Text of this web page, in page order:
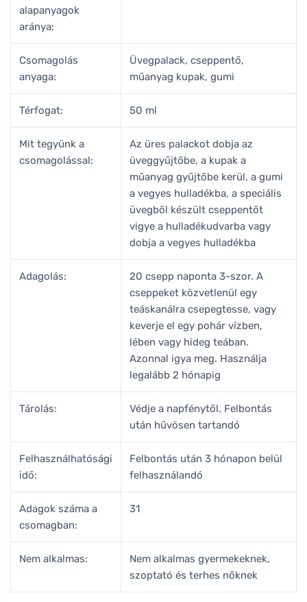
alapanyagok
aránya:
Csomagolás
anyaga:
Üvegpalack, cseppentő,
műanyag kupak, gumi
Térfogat: 50 ml
Mit tegyünk a
csomagolással:
Az üres palackot dobja az
üveggyűjtőbe, a kupak a
műanyag gyűjtőbe kerül, a gumi
a vegyes hulladékba, a speciális
üvegből készült cseppentőt
vigye a hulladékudvarba vagy
dobja a vegyes hulladékba
Adagolás:
20 csepp naponta 3-szor. A
cseppeket közvetlenül egy
teáskanálra csepegtesse, vagy
keverje el egy pohár vízben,
lében vagy hideg teában.
Azonnal igya meg. Használja
legalább 2 hónapig
Tárolás:
Védje a napfénytől. Felbontás
után hűvösen tartandó
Felhasználhatósági
idő:
Felbontás után 3 hónapon belül
felhasználandó
Adagok száma a
csomagban:
31
Nem alkalmas:
Nem alkalmas gyermekeknek,
szoptató és terhes nőknek